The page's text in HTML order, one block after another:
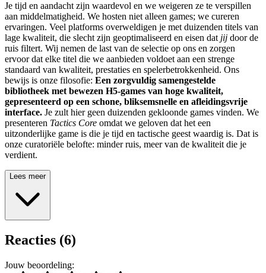
Je tijd en aandacht zijn waardevol en we weigeren ze te verspillen
aan middelmatigheid. We hosten niet alleen games; we cureren
ervaringen. Veel platforms overweldigen je met duizenden titels van
lage kwaliteit, die slecht zijn geoptimaliseerd en eisen dat jij door de
ruis filtert. Wij nemen de last van de selectie op ons en zorgen
ervoor dat elke titel die we aanbieden voldoet aan een strenge
standaard van kwaliteit, prestaties en spelerbetrokkenheid. Ons
bewijs is onze filosofie: Een zorgvuldig samengestelde
bibliotheek met bewezen H5-games van hoge kwaliteit,
gepresenteerd op een schone, bliksemsnelle en afleidingsvrije
interface. Je zult hier geen duizenden gekloonde games vinden. We
presenteren Tactics Core omdat we geloven dat het een
uitzonderlijke game is die je tijd en tactische geest waardig is. Dat is
onze curatoriële belofte: minder ruis, meer van de kwaliteit die je
verdient.
Lees meer
Reacties (6)
Jouw beoordeling: